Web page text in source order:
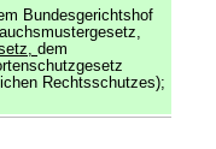
Bundesgerichtshof
dem
Rechtsschutzes);